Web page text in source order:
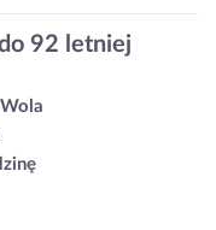
92 letniej